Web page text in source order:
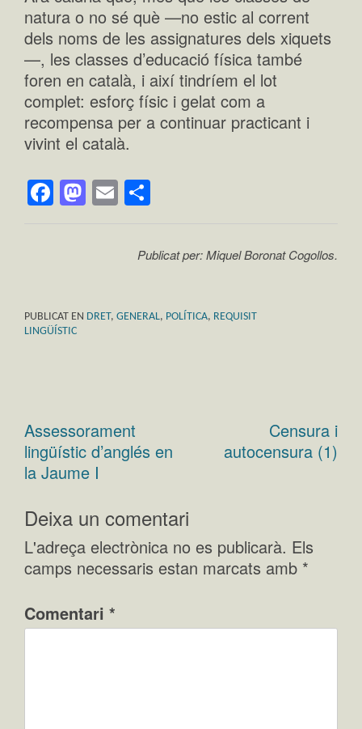
natura o no sé què —no estic al corrent
dels noms de les assignatures dels xiquets
—, les classes d’educació física també
foren en català, i així tindríem el lot
complet: esforç físic i gelat com a
recompensa per a continuar practicant i
vivint el català.
Facebook
Mastodon
Email
Publicat per: Miquel Boronat Cogollos.
PUBLICAT EN DRET, GENERAL, POLÍTICA, REQUISIT
LINGÜÍSTIC
Navegació
d'entrades
Assessorament
lingüístic d’anglés en
la Jaume I
Censura i
autocensura (1)
Deixa un comentari
L'adreça electrònica no es publicarà. Els
camps necessaris estan marcats amb *
Comentari *